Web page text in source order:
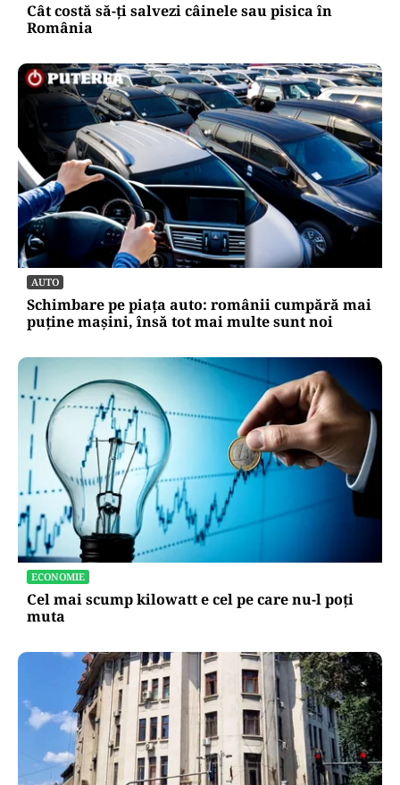
Cât costă să-ți salvezi câinele sau pisica în
România
AUTO
Schimbare pe piața auto: românii cumpără mai
puține mașini, însă tot mai multe sunt noi
ECONOMIE
Cel mai scump kilowatt e cel pe care nu-l poți
muta